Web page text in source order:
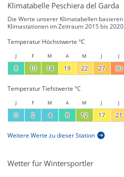
Klimatabelle Peschiera del Garda
Die Werte unserer Klimatabellen
Klimastationen im Zeitraum 2015 bis
Temperatur Höchstwerte °C
J F M A M J J
8 10 14 19 22 27 30
Temperatur Tiefstwerte °C
J F M A M J J
0 2 4 8 12 17 21
Weitere Werte zu dieser Station
Wetter für Wintersportler